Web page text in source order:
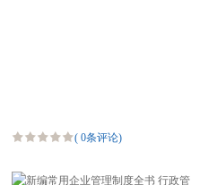
( 0条评论)